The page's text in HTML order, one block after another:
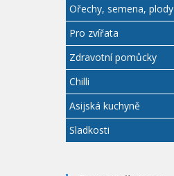
Ořechy, semena, plody
Pro zvířata
Zdravotní pomůcky
Chilli
Asijská kuchyně
Sladkosti